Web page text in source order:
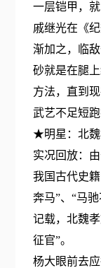
一层铠甲，
戚继光在《
渐加之，临
砂就是在腿
方法，直到
武艺不足短
★明星：北魏
实况回放：
我国古代史
奔马”、“马
记载，北魏
征官”。
杨大眼前去